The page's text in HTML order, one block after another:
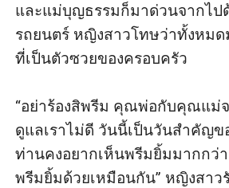
และแม่บุญธรรมก็มาด่วนจากไป
รถยนตร์ หญิงสาวโทษว่าทั้งหมด
ที่เป็นตัวซวยของครอบครัว
“อย่าร้องสิพรีม คุณพ่อกับคุณแม่จ
ดูแลเราไม่ดี วันนี้เป็นวันสำคัญข
ท่านคงอยากเห็นพรีมยิ้มมากกว่า
พรีมยิ้มด้วยเหมือนกัน” หญิงสาว